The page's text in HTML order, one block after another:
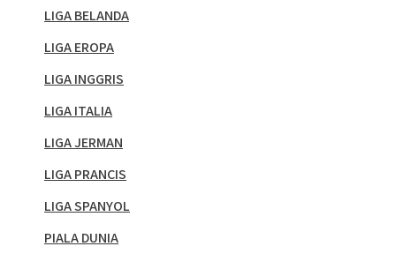
LIGA BELANDA
LIGA EROPA
LIGA INGGRIS
LIGA ITALIA
LIGA JERMAN
LIGA PRANCIS
LIGA SPANYOL
PIALA DUNIA